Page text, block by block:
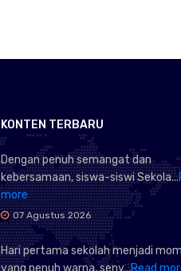
KONTEN TERBARU
Dengan penuh semangat dan
kebersamaan, siswa-siswi Sekola...
more
07 Agustus 2026
Hari pertama sekolah menjadi